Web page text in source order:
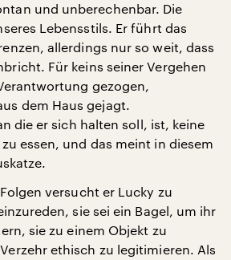
und unberechenbar. Die
Lebensstils. Er führt das
allerdings nur so weit, dass
Für keins seiner Vergehen
gezogen,
dem Haus gejagt.
die er sich halten soll, ist, keine
essen, und das meint in diesem
versucht er Lucky zu
sie sei ein Bagel, um ihr
sie zu einem Objekt zu
ethisch zu legitimieren. Als